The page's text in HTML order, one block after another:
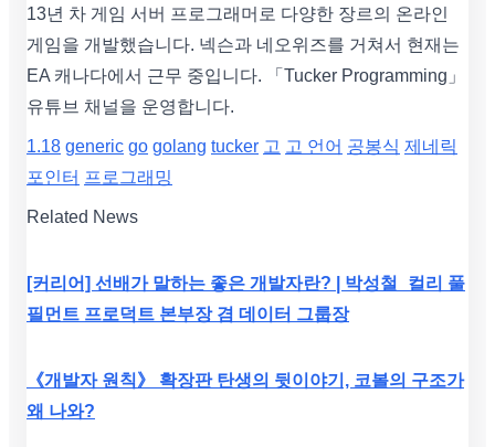
13년 차 게임 서버 프로그래머로 다양한 장르의 온라인
게임을 개발했습니다. 넥슨과 네오위즈를 거쳐서 현재는
EA 캐나다에서 근무 중입니다. 「Tucker Programming」
유튜브 채널을 운영합니다.
1.18 generic go golang tucker 고 고 언어 공봉식 제네릭
포인터 프로그래밍
Related News
[커리어] 선배가 말하는 좋은 개발자란? | 박성철_컬리 풀
필먼트 프로덕트 본부장 겸 데이터 그룹장
《개발자 원칙》 확장판 탄생의 뒷이야기, 코볼의 구조가
왜 나와?